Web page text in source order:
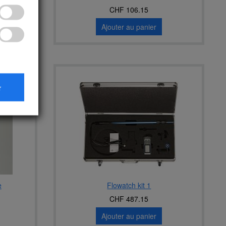
CHF 106.15
Ajouter au panier
Flowatch kit 1
CHF 487.15
Ajouter au panier